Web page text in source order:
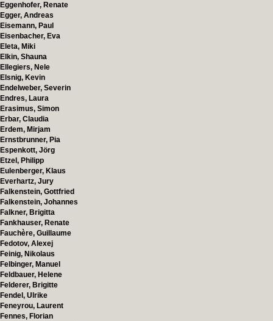
Eggenhofer, Renate
Egger, Andreas
Eisemann, Paul
Eisenbacher, Eva
Eleta, Miki
Elkin, Shauna
Ellegiers, Nele
Elsnig, Kevin
Endelweber, Severin
Endres, Laura
Erasimus, Simon
Erbar, Claudia
Erdem, Mirjam
Ernstbrunner, Pia
Espenkott, Jörg
Etzel, Philipp
Eulenberger, Klaus
Everhartz, Jury
Falkenstein, Gottfried
Falkenstein, Johannes
Falkner, Brigitta
Fankhauser, Renate
Fauchère, Guillaume
Fedotov, Alexej
Feinig, Nikolaus
Felbinger, Manuel
Feldbauer, Helene
Felderer, Brigitte
Fendel, Ulrike
Feneyrou, Laurent
Fennes, Florian